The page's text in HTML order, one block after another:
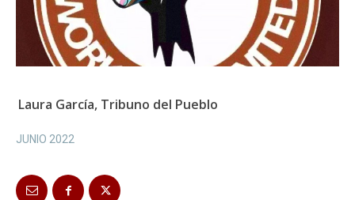
Laura García, Tribuno del Pueblo
JUNIO 2022